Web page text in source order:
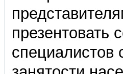
презентовать